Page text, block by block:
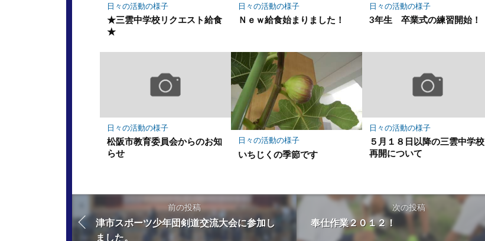
日々の活動の様子
★三雲中学校リクエスト給食
★
日々の活動の様子
Ｎｅｗ給食始まりました！
日々の活動の様子
3年生 卒業式の練習開始！
日々の活動の様子
松阪市教育委員会からのお知
らせ
日々の活動の様子
いちじくの季節です
日々の活動の様子
５月１８日以降の三雲中学校
再開について
前の投稿
津市スポーツ少年団剣道交流大会に参加し
ました。
次の投稿
奉仕作業２０１２！